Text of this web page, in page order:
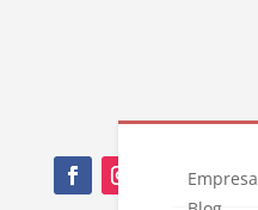
Empresa